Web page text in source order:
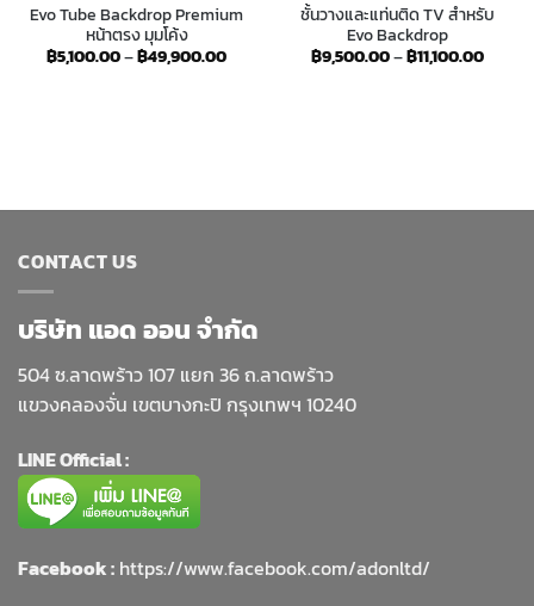
Evo Tube Backdrop Premium
หน้าตรง มุมโค้ง
฿5,100.00–฿49,900.00Price
ชั้นวางและแท่นติด TV สำหรับ
Evo Backdrop
฿9,500.00–฿11,100.00Price
CONTACT US
บริษัท แอด ออน จำกัด
504 ซ.ลาดพร้าว 107 แยก 36 ถ.ลาดพร้าว
แขวงคลองจั่น เขตบางกะปิ กรุงเทพฯ 10240
LINE Official :
Facebook : https://www.facebook.com/adonltd/